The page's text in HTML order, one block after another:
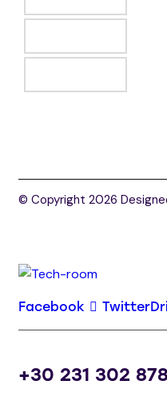
© Copyright 2026
Facebook Twitter
+30 231 302